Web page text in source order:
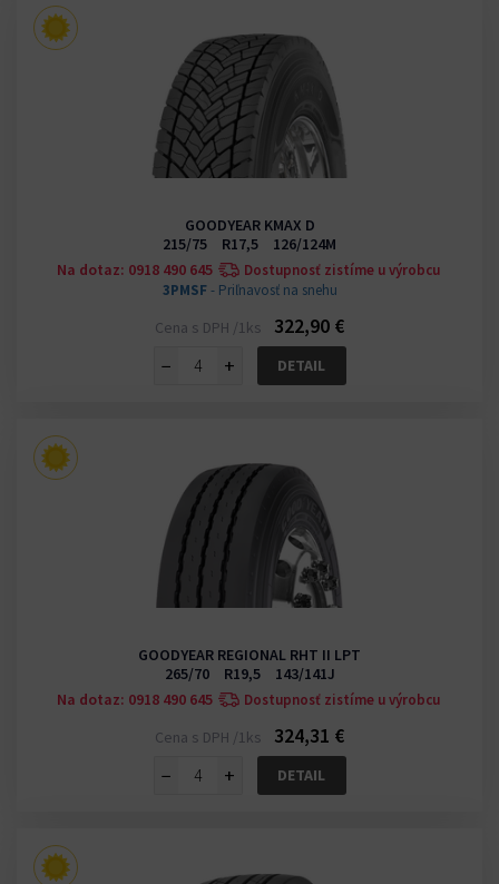
GOODYEAR KMAX D
215/75 R17,5 126/124M
Na dotaz: 0918 490 645
Dostupnosť zistíme u výrobcu
3PMSF- Priľnavosť na snehu
Cena s DPH /1ks
322,90 €
−
+ DETAIL
GOODYEAR REGIONAL RHT II LPT
265/70 R19,5 143/141J
Na dotaz: 0918 490 645
Dostupnosť zistíme u výrobcu
Cena s DPH /1ks
324,31 €
−
+ DETAIL